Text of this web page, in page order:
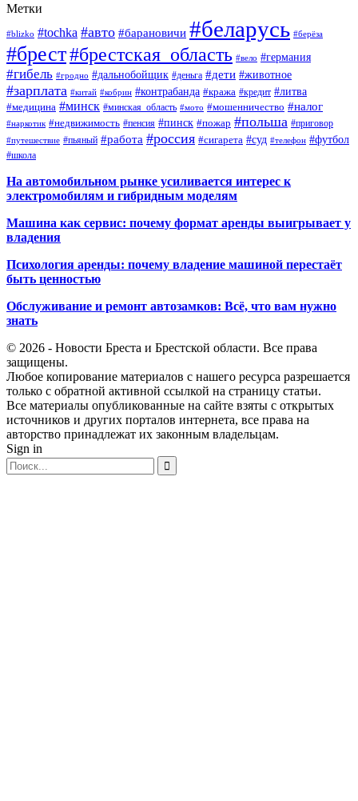
Метки
#blizko #tochka #авто #барановичи #беларусь #берёза
#брест#брестская_область #вело #германия
#гибель #гродно #дальнобойщик #деньга #дети #животное
#зарплата #китай #кобрин #контрабанда #кража #кредит #литва
#медицина #минск #минская_область #мото #мошенничество #налог
#наркотик #недвижимость #пенсия #пинск #пожар #польша #приговор
#путешествие #пьяный #работа #россия #сигарета #суд #телефон #футбол
#школа
На автомобильном рынке усиливается интерес к
электромобилям и гибридным моделям
Машина как сервис: почему формат аренды выигрывает у
владения
Психология аренды: почему владение машиной перестаёт
быть ценностью
Обслуживание и ремонт автозамков: Всё, что вам нужно
знать
© 2026 - Новости Бреста и Брестской области. Все права
защищены.
Любое копирование материалов с нашего ресурса разрешается
только с обратной активной ссылкой на страницу статьи.
Все материалы опубликованные на сайте взяты с открытых
источников и других порталов интернета, все права на
авторство принадлежат их законным владельцам.
Sign in